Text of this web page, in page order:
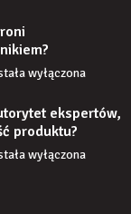
wyłączona
ekspertów,
produktu?
wyłączona